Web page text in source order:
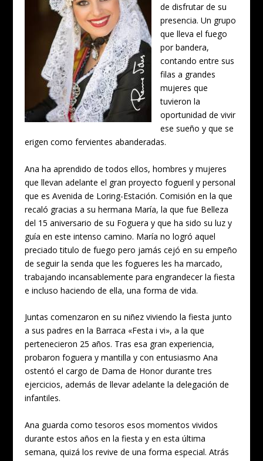
de disfrutar de su
presencia. Un grupo
que lleva el fuego
por bandera,
contando entre sus
filas a grandes
mujeres que
tuvieron la
oportunidad de vivir
ese sueño y que se
erigen como fervientes abanderadas.
Ana ha aprendido de todos ellos, hombres y mujeres
que llevan adelante el gran proyecto fogueril y personal
que es Avenida de Loring-Estación. Comisión en la que
recaló gracias a su hermana María, la que fue Belleza
del 15 aniversario de su Foguera y que ha sido su luz y
guía en este intenso camino. María no logró aquel
preciado titulo de fuego pero jamás cejó en su empeño
de seguir la senda que les fogueres les ha marcado,
trabajando incansablemente para engrandecer la fiesta
e incluso haciendo de ella, una forma de vida.
Juntas comenzaron en su niñez viviendo la fiesta junto
a sus padres en la Barraca «Festa i vi», a la que
pertenecieron 25 años. Tras esa gran experiencia,
probaron foguera y mantilla y con entusiasmo Ana
ostentó el cargo de Dama de Honor durante tres
ejercicios, además de llevar adelante la delegación de
infantiles.
Ana guarda como tesoros esos momentos vividos
durante estos años en la fiesta y en esta última
semana, quizá los revive de una forma especial. Atrás